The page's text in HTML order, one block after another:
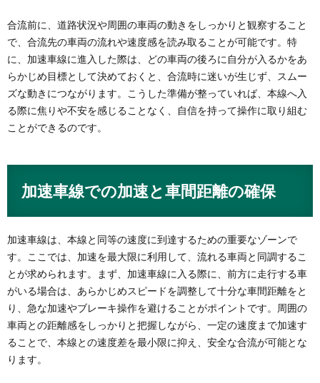
合流前に、道路状況や周囲の車両の動きをしっかりと観察すること
で、合流先の車両の流れや速度感を読み取ることが可能です。特
に、加速車線に進入した際は、どの車両の後ろに自分が入るかをあ
らかじめ目標として決めておくと、合流時に迷いが生じず、スムー
ズな動きにつながります。こうした準備が整っていれば、本線へ入
る際に焦りや不安を感じることなく、自信を持って操作に取り組む
ことができるのです。
加速車線での加速と車間距離の確保
加速車線は、本線と同等の速度に到達するための重要なゾーンで
す。ここでは、加速を最大限に利用して、流れる車両と同調するこ
とが求められます。まず、加速車線に入る際に、前方に走行する車
がいる場合は、あらかじめスピードを調整して十分な車間距離をと
り、急な加速やブレーキ操作を避けることがポイントです。周囲の
車両との距離感をしっかりと把握しながら、一定の速度まで加速す
ることで、本線との速度差を最小限に抑え、安全な合流が可能とな
ります。